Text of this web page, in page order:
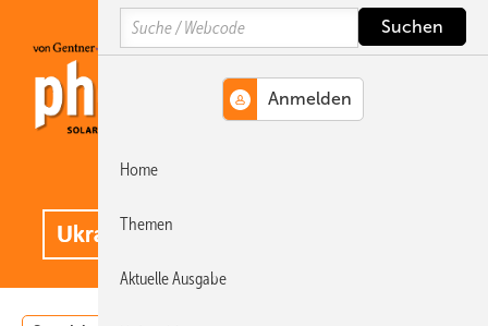
Hauptinhalt
Hauptmenü
SiteSearch
Search
Home
Themen
Aktuelle Ausgabe